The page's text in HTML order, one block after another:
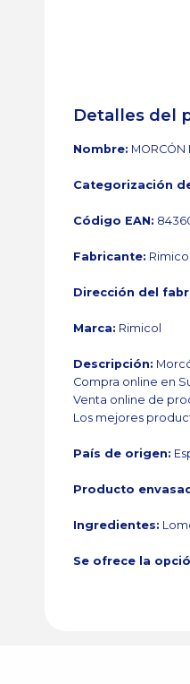
Detalles del
Nombre: MORCÓN
Categorización
Código EAN:
Fabricante: Rimicol
Dirección del
Marca: Rimicol
Descripción:
Compra online en
Venta online de
Los mejores
País de origen:
Producto
Ingredientes:
Se ofrece la